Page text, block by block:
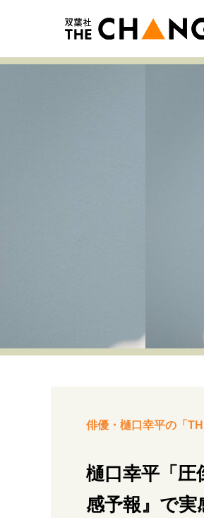
社会・カルチャ
俳優・樋口幸平の「
樋口幸平「圧
感予報』で